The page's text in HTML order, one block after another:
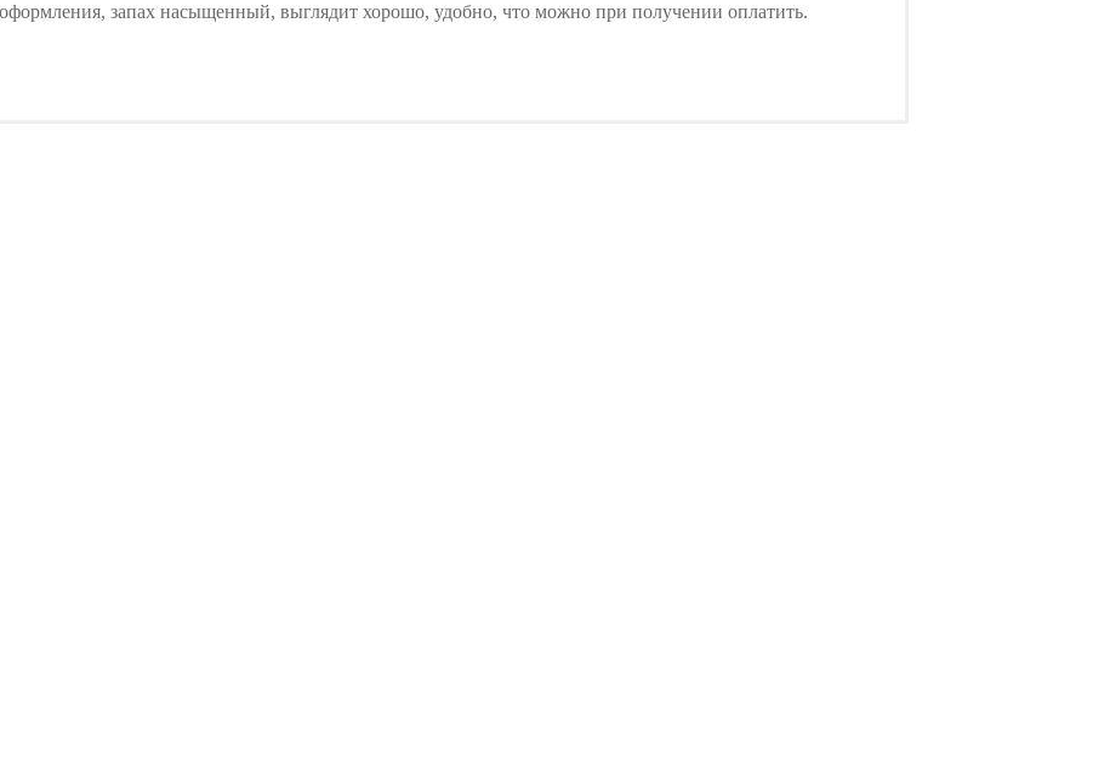
оформления, запах насыщенный, выглядит хорошо, удобно, что можно при получении оплатить.